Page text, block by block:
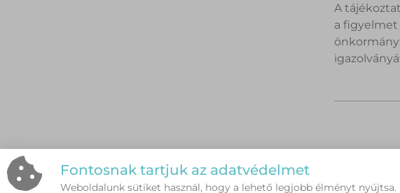
A
a figyelmet
Fontosnak tartjuk az adatvédelmet
Weboldalunk sütiket használ, hogy a lehető legjobb élményt